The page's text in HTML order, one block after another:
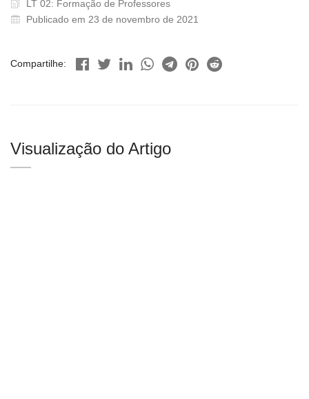
LT 02: Formação de Professores
Publicado em 23 de novembro de 2021
Compartilhe:
Visualização do Artigo